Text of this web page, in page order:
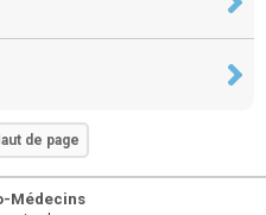
de page
Médecins